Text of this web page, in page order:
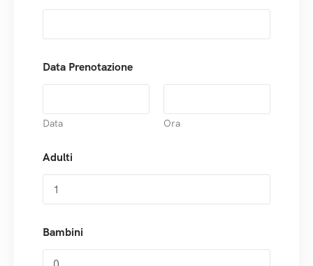
Data Prenotazione
Data Ora
Adulti
Bambini